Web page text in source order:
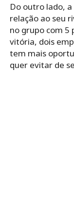
Do outro lado,
relação ao seu
no grupo com 5
vitória, dois
tem mais
quer evitar de